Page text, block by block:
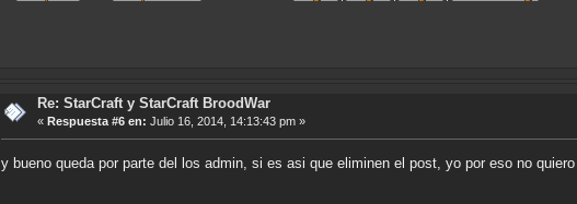
Re: StarCraft y StarCraft BroodWar
« Respuesta #6 en: Julio 16, 2014, 14:13:43 pm »
y bueno queda por parte del los admin, si es asi que eliminen el post, yo por eso no